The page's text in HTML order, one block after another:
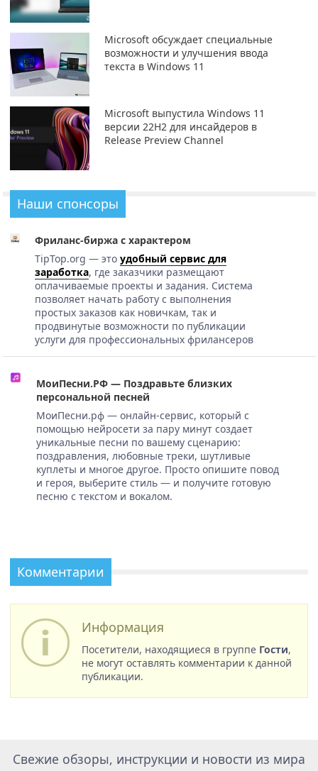
Microsoft обсуждает специальные
возможности и улучшения ввода
текста в Windows 11
Microsoft выпустила Windows 11
версии 22H2 для инсайдеров в
Release Preview Channel
Наши спонсоры
Фриланс-биржа с характером
TipTop.org — это удобный сервис для
заработка, где заказчики размещают
оплачиваемые проекты и задания. Система
позволяет начать работу с выполнения
простых заказов как новичкам, так и
продвинутые возможности по публикации
услуги для профессиональных фрилансеров
МоиПесни.РФ — Поздравьте близких
персональной песней
МоиПесни.рф — онлайн-сервис, который с
помощью нейросети за пару минут создает
уникальные песни по вашему сценарию:
поздравления, любовные треки, шутливые
куплеты и многое другое. Просто опишите повод
и героя, выберите стиль — и получите готовую
песню с текстом и вокалом.
Комментарии
Информация
Посетители, находящиеся в группе Гости,
не могут оставлять комментарии к данной
публикации.
Свежие обзоры, инструкции и новости из мира